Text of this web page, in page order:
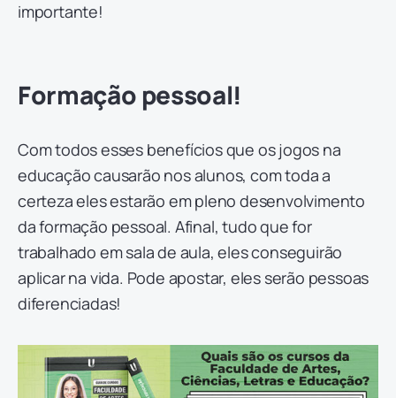
importante!
Formação pessoal!
Com todos esses benefícios que os jogos na
educação causarão nos alunos, com toda a
certeza eles estarão em pleno desenvolvimento
da formação pessoal. Afinal, tudo que for
trabalhado em sala de aula, eles conseguirão
aplicar na vida. Pode apostar, eles serão pessoas
diferenciadas!